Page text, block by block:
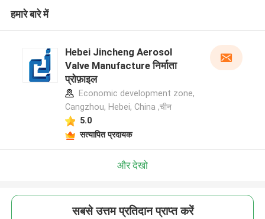
हमारे बारे में
Hebei Jincheng Aerosol
Valve Manufacture निर्माता
प्रोफ़ाइल
Economic development zone,
Cangzhou, Hebei, China ,चीन
5.0
सत्यापित प्रदायक
और देखो
सबसे उत्तम प्रतिदान प्राप्त करें